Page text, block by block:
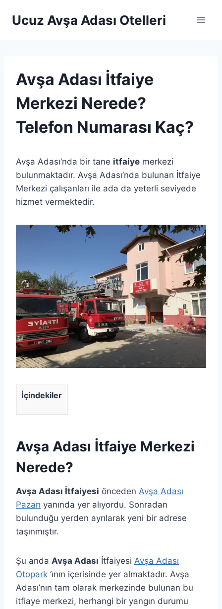
Ucuz Avşa Adası Otelleri
Avşa Adası İtfaiye
Merkezi Nerede?
Telefon Numarası Kaç?
Avşa Adası’nda bir tane itfaiye merkezi
bulunmaktadır. Avşa Adası’nda bulunan İtfaiye
Merkezi çalışanları ile ada da yeterli seviyede
hizmet vermektedir.
İçindekiler
Avşa Adası İtfaiye Merkezi
Nerede?
Avşa Adası İtfaiyesi önceden Avşa Adası
Pazarı yanında yer alıyordu. Sonradan
bulunduğu yerden ayrılarak yeni bir adrese
taşınmıştır.
Şu anda Avşa Adası İtfaiyesi Avşa Adası
Otopark ‘ının içerisinde yer almaktadır. Avşa
Adası’nın tam olarak merkezinde bulunan bu
itfiaye merkezi, herhangi bir yangın durumu